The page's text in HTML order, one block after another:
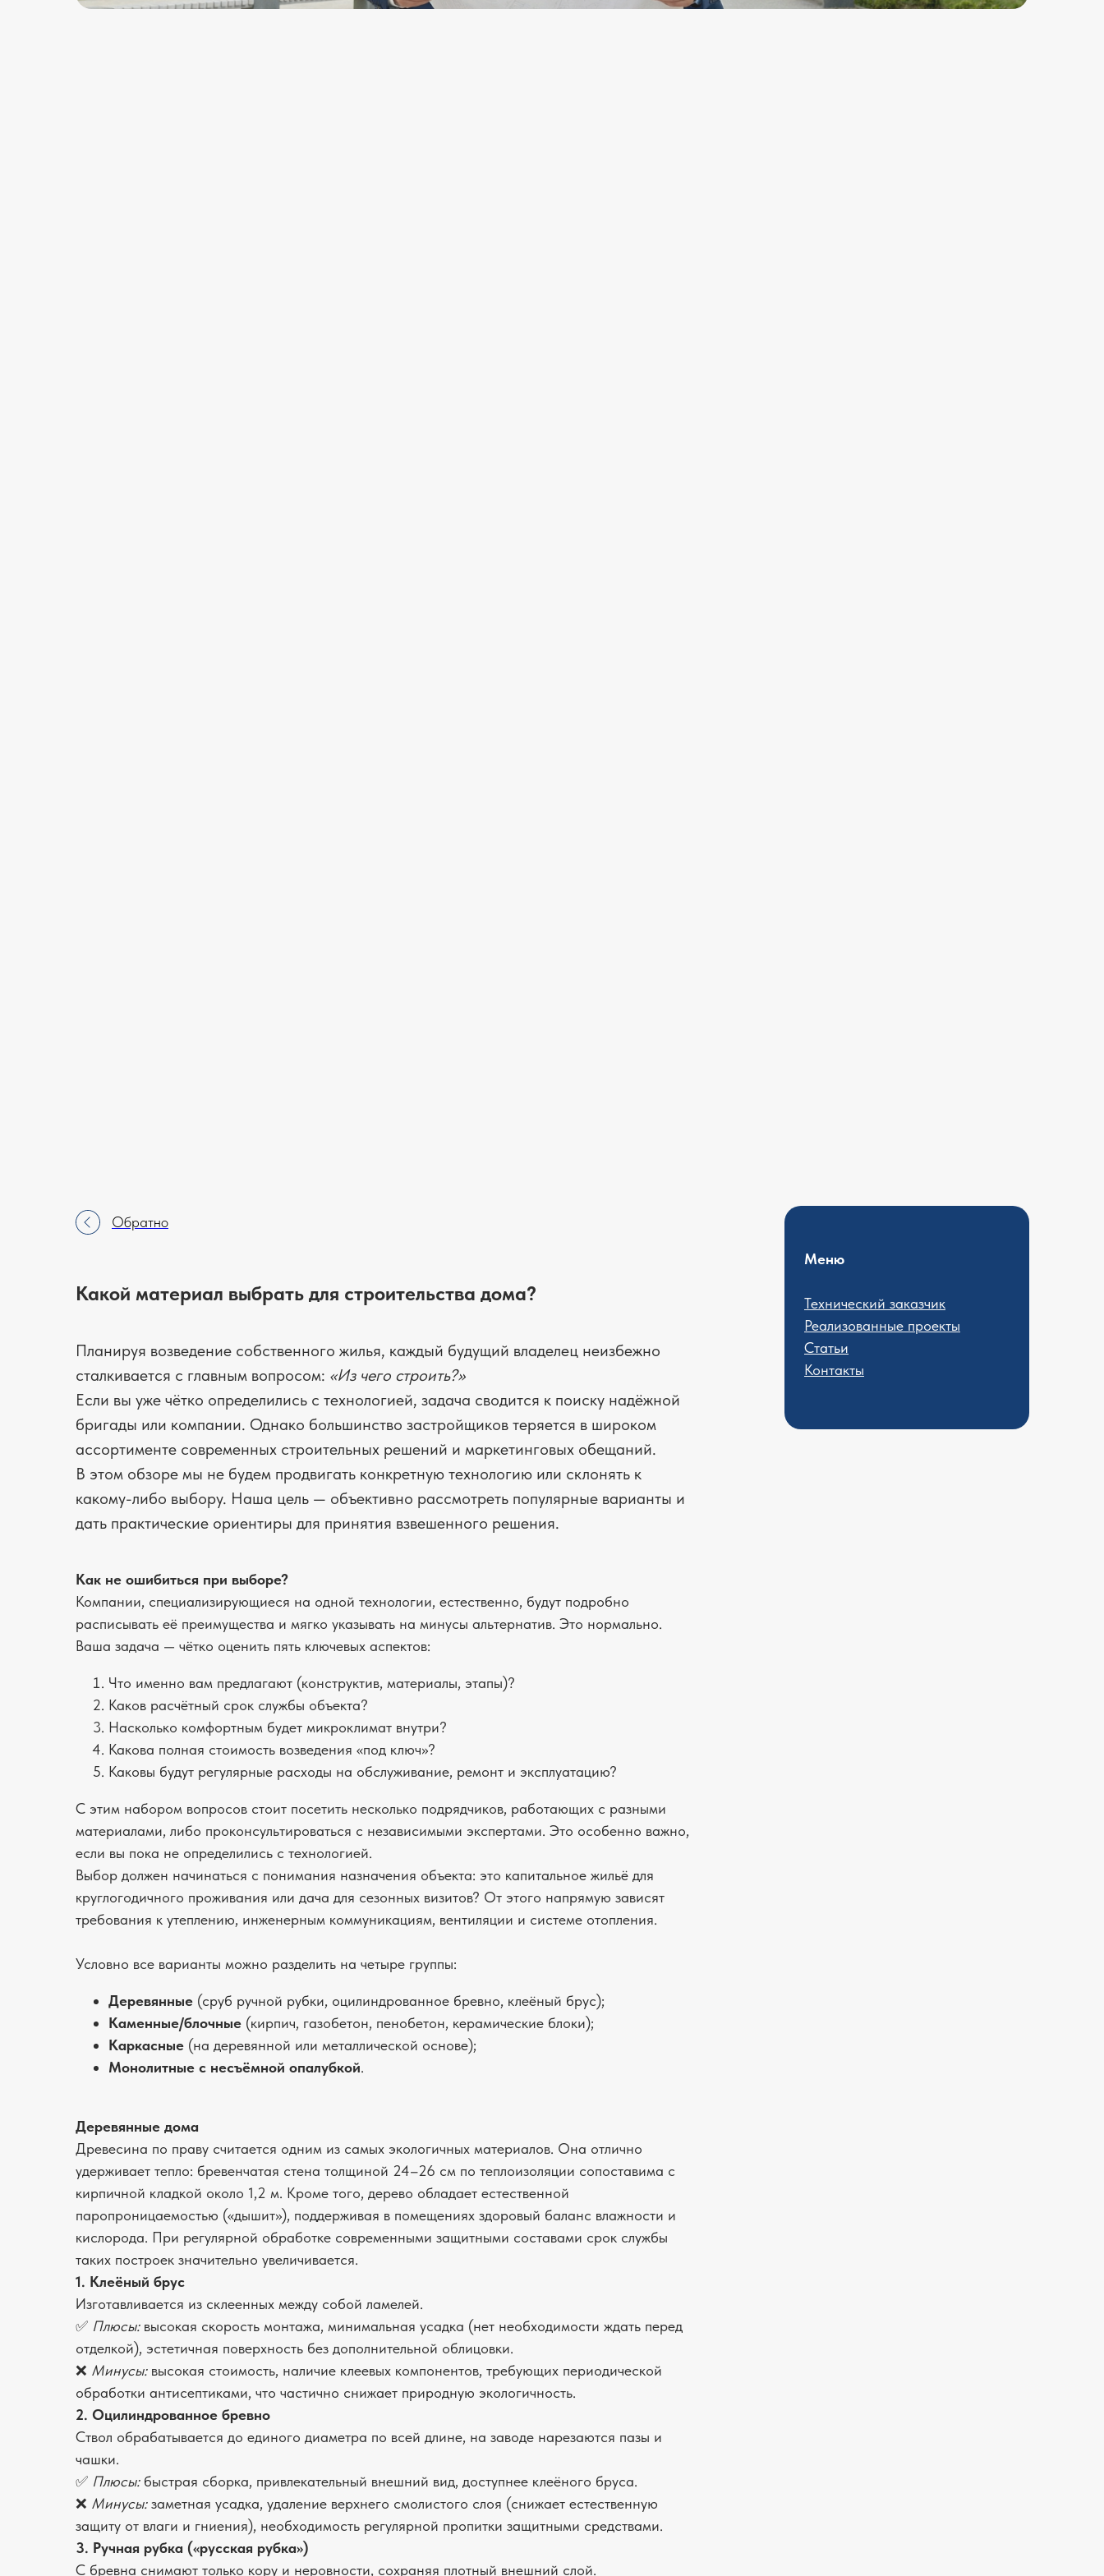
Меню
Технический заказчик
Реализованные проекты
Статьи
Контакты
Обратно
Какой материал выбрать для строительства дома?
Планируя возведение собственного жилья, каждый будущий владелец неизбежно
сталкивается с главным вопросом: «Из чего строить?»
Если вы уже чётко определились с технологией, задача сводится к поиску надёжной
бригады или компании. Однако большинство застройщиков теряется в широком
ассортименте современных строительных решений и маркетинговых обещаний.
В этом обзоре мы не будем продвигать конкретную технологию или склонять к
какому-либо выбору. Наша цель — объективно рассмотреть популярные варианты и
дать практические ориентиры для принятия взвешенного решения.
Как не ошибиться при выборе?
Компании, специализирующиеся на одной технологии, естественно, будут подробно
расписывать её преимущества и мягко указывать на минусы альтернатив. Это нормально.
Ваша задача — чётко оценить пять ключевых аспектов:
Что именно вам предлагают (конструктив, материалы, этапы)?
Каков расчётный срок службы объекта?
Насколько комфортным будет микроклимат внутри?
Какова полная стоимость возведения «под ключ»?
Каковы будут регулярные расходы на обслуживание, ремонт и эксплуатацию?
С этим набором вопросов стоит посетить несколько подрядчиков, работающих с разными
материалами, либо проконсультироваться с независимыми экспертами. Это особенно важно,
если вы пока не определились с технологией.
Выбор должен начинаться с понимания назначения объекта: это капитальное жильё для
круглогодичного проживания или дача для сезонных визитов? От этого напрямую зависят
требования к утеплению, инженерным коммуникациям, вентиляции и системе отопления.
Условно все варианты можно разделить на четыре группы:
Деревянные (сруб ручной рубки, оцилиндрованное бревно, клеёный брус);
Каменные/блочные (кирпич, газобетон, пенобетон, керамические блоки);
Каркасные (на деревянной или металлической основе);
Монолитные с несъёмной опалубкой.
Деревянные дома
Древесина по праву считается одним из самых экологичных материалов. Она отлично
удерживает тепло: бревенчатая стена толщиной 24–26 см по теплоизоляции сопоставима с
кирпичной кладкой около 1,2 м. Кроме того, дерево обладает естественной
паропроницаемостью («дышит»), поддерживая в помещениях здоровый баланс влажности и
кислорода. При регулярной обработке современными защитными составами срок службы
таких построек значительно увеличивается.
1. Клеёный брус
Изготавливается из склеенных между собой ламелей.
✅ Плюсы:высокая скорость монтажа, минимальная усадка (нет необходимости ждать перед
отделкой), эстетичная поверхность без дополнительной облицовки.
❌ Минусы:высокая стоимость, наличие клеевых компонентов, требующих периодической
обработки антисептиками, что частично снижает природную экологичность.
2. Оцилиндрованное бревно
Ствол обрабатывается до единого диаметра по всей длине, на заводе нарезаются пазы и
чашки.
✅ Плюсы:быстрая сборка, привлекательный внешний вид, доступнее клеёного бруса.
❌ Минусы:заметная усадка, удаление верхнего смолистого слоя (снижает естественную
защиту от влаги и гниения), необходимость регулярной пропитки защитными средствами.
3. Ручная рубка («русская рубка»)
С бревна снимают только кору и неровности, сохраняя плотный внешний слой.